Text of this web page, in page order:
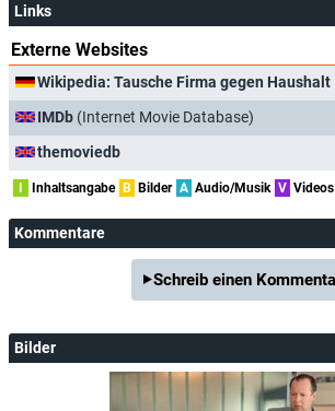
Links
Externe Websites
Wikipedia: Tausche Firma gegen Haushalt
IMDb (Internet Movie Database)
themoviedb
I Inhaltsangabe B Bilder A Audio/Musik V Videos
Kommentare
Schreib einen
Bilder